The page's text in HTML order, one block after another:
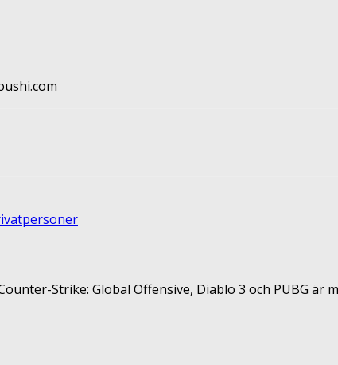
Strike: Global Offensive, Diablo 3 och PUBG är